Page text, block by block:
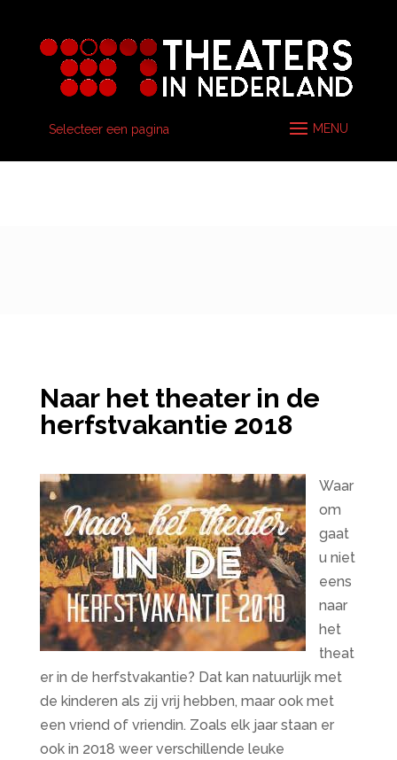
Selecteer een pagina
Naar het theater in de
herfstvakantie 2018
Waar
om
gaat
u niet
eens
naar
het
theat
er in de herfstvakantie? Dat kan natuurlijk met
de kinderen als zij vrij hebben, maar ook met
een vriend of vriendin. Zoals elk jaar staan er
ook in 2018 weer verschillende leuke